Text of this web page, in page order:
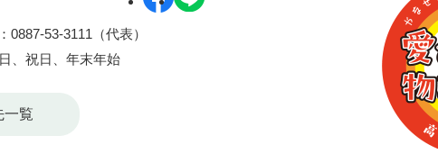
0887-53-3111（代表）
、祝日、年末年始
一覧